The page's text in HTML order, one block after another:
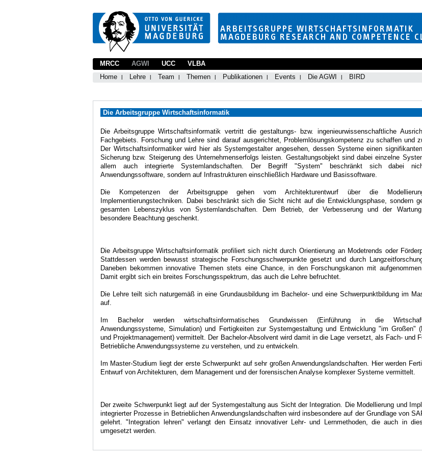
MRCC
AGWI
Home
Lehre Team Themen Publikationen Events Die AGWI BIRD
UCC VLBA
Die Arbeitsgruppe Wirtschaftsinformatik
Die Arbeitsgruppe Wirtschaftsinformatik vertritt die gestaltungs- bzw. ingenieurwissenschaftliche
Fachgebiets. Forschung und Lehre sind darauf ausgerichtet, Problemlösungskompetenz zu schaffen und
Der Wirtschaftsinformatiker wird hier als Systemgestalter angesehen, dessen Systeme einen
Sicherung bzw. Steigerung des Unternehmenserfolgs leisten. Gestaltungsobjekt sind dabei einzelne
allem auch integrierte Systemlandschaften. Der Begriff "System" beschränkt sich dabei
Anwendungssoftware, sondern auf Infrastrukturen einschließlich Hardware und Basissoftware.
Die Kompetenzen der Arbeitsgruppe gehen vom Architekturentwurf über die
Implementierungstechniken. Dabei beschränkt sich die Sicht nicht auf die Entwicklungsphase, sondern
gesamten Lebenszyklus von Systemlandschaften. Dem Betrieb, der Verbesserung und der
besondere Beachtung geschenkt.
Die Arbeitsgruppe Wirtschaftsinformatik profiliert sich nicht durch Orientierung an Modetrends oder
Stattdessen werden bewusst strategische Forschungsschwerpunkte gesetzt und durch
Daneben bekommen innovative Themen stets eine Chance, in den Forschungskanon mit
Damit ergibt sich ein breites Forschungsspektrum, das auch die Lehre befruchtet.
Die Lehre teilt sich naturgemäß in eine Grundausbildung im Bachelor- und eine Schwerpunktbildung im
auf.
Im Bachelor werden wirtschaftsinformatisches Grundwissen (Einführung in die
Anwendungssysteme, Simulation) und Fertigkeiten zur Systemgestaltung und Entwicklung "im Großen"
und Projektmanagement) vermittelt. Der Bachelor-Absolvent wird damit in die Lage versetzt, als Fach- und
Betriebliche Anwendungssysteme zu verstehen, und zu entwickeln.
Im Master-Studium liegt der erste Schwerpunkt auf sehr großen Anwendungslandschaften. Hier werden
Entwurf von Architekturen, dem Management und der forensischen Analyse komplexer Systeme vermittelt.
Der zweite Schwerpunkt liegt auf der Systemgestaltung aus Sicht der Integration. Die Modellierung und
integrierter Prozesse in Betrieblichen Anwendungslandschaften wird insbesondere auf der Grundlage von
gelehrt. "Integration lehren" verlangt den Einsatz innovativer Lehr- und Lernmethoden, die auch in
umgesetzt werden.